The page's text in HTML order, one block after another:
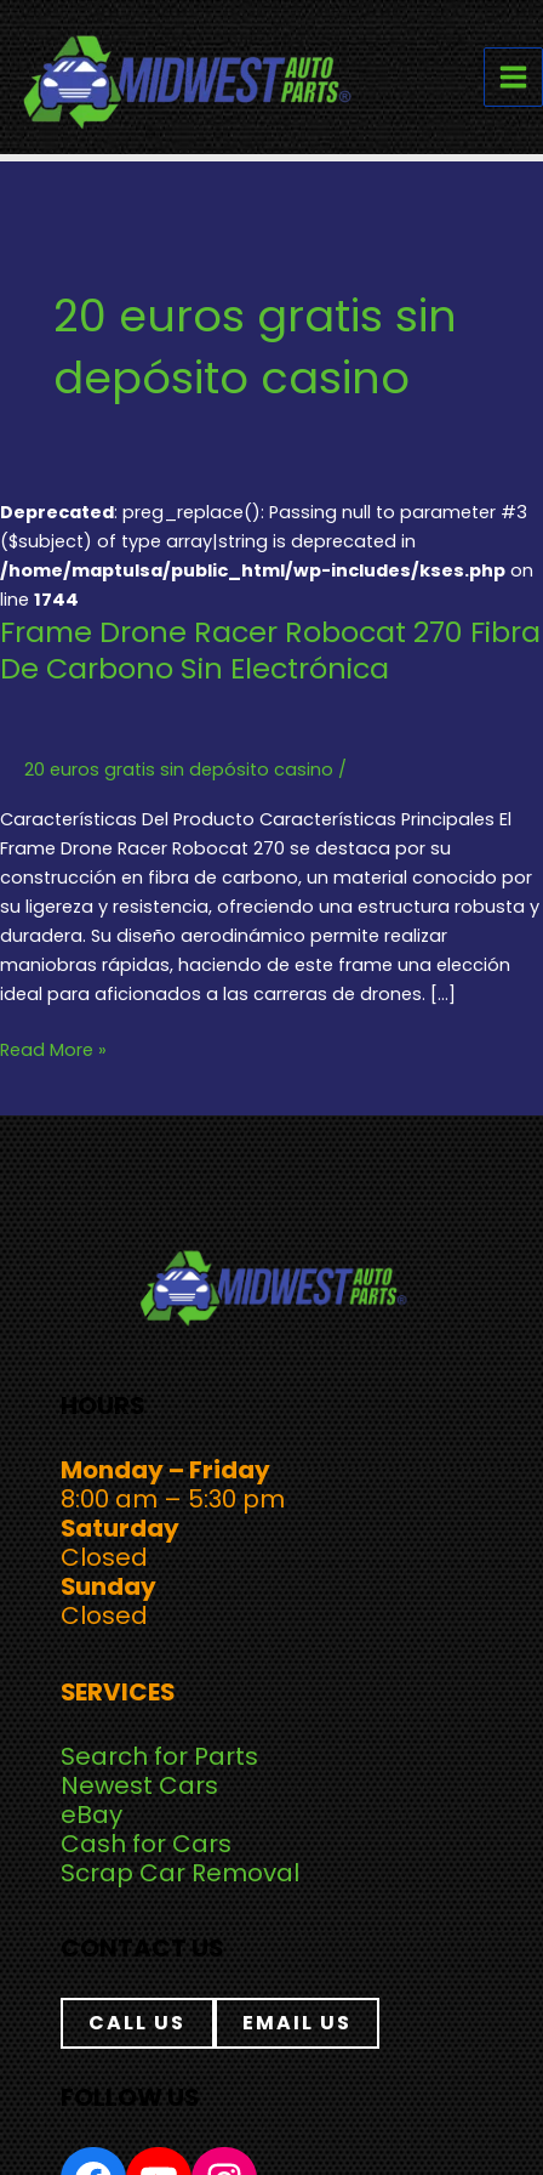
Skip
to
content
20 euros gratis sin
depósito casino
Deprecated: preg_replace(): Passing null to parameter #3
($subject) of type array|string is deprecated in
/home/maptulsa/public_html/wp-includes/kses.php on
line 1744
Frame Drone Racer Robocat 270 Fibra
De Carbono Sin Electrónica
20 euros gratis sin depósito casino /
Características Del Producto Características Principales El
Frame Drone Racer Robocat 270 se destaca por su
construcción en fibra de carbono, un material conocido por
su ligereza y resistencia, ofreciendo una estructura robusta y
duradera. Su diseño aerodinámico permite realizar
maniobras rápidas, haciendo de este frame una elección
ideal para aficionados a las carreras de drones. […]
Frame
Robocat
270
Fibra
De
Carbono
Sin
Electrónica
Read More »
HOURS
Monday – Friday
8:00 am – 5:30 pm
Saturday
Closed
Sunday
Closed
SERVICES
Search for Parts
Newest Cars
eBay
Cash for Cars
Scrap Car Removal
CONTACT US
CALL US EMAIL US
FOLLOW US